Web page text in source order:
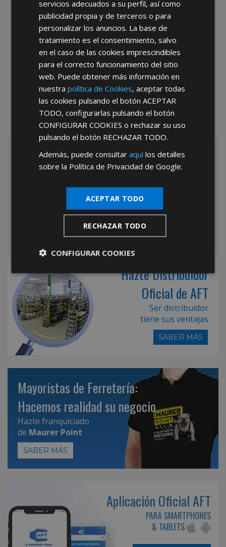
*Abstenerse particulares, sólo venta a tiendas y empresas minoristas y
Hazte Distribuidor
Oficial de AFT
Ser distribuidor
tiene sus ventajas
SABER MÁS
Mayoristas de Ferretería:
Hacemos realidad su negocio
Hazte franquiciado
de Maurer Point
SABER MÁS
Aplicación Oficial AFT
PARA SMARTPHONES
& TABLETS
servicios adecuados a su perfil, así como
publicidad propia y de terceros o para
personalizar los anuncios. La base de
tratamiento es el consentimiento, salvo
en el caso de las cookies imprescindibles
para el correcto funcionamiento del sitio
web. Puede obtener más información en
nuestrapolítica de Cookies, aceptar todas
las cookies pulsando el botónACEPTAR
TODO, configurarlas pulsando el botón
CONFIGURAR COOKIES o rechazar su uso
pulsando el botón RECHAZAR TODO.
Además, puede consultaraquílos detalles
sobre la Política de Privacidad de Google.
ACEPTAR TODO
RECHAZAR TODO
CONFIGURAR COOKIES